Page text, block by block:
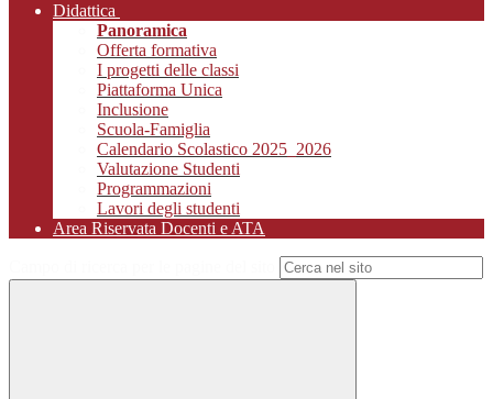
Didattica
Panoramica
Offerta formativa
I progetti delle classi
Piattaforma Unica
Inclusione
Scuola-Famiglia
Calendario Scolastico 2025_2026
Valutazione Studenti
Programmazioni
Lavori degli studenti
Area Riservata Docenti e ATA